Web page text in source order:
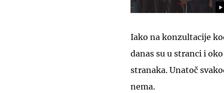
Iako na konzultacije
danas su u stranci i
stranaka. Unatoč
nema.